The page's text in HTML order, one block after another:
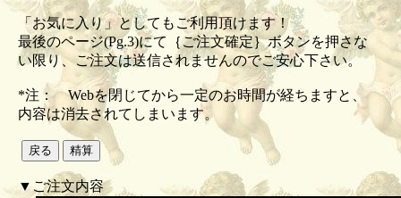
「お気に入り」としてもご利用頂けます！
最後のページ(Pg.3)にて｛ご注文確定｝ボタンを押さな
い限り、ご注文は送信されませんのでご安心下さい。
*注： Webを閉じてから一定のお時間が経ちますと、
内容は消去されてしまいます。
▼ご注文内容